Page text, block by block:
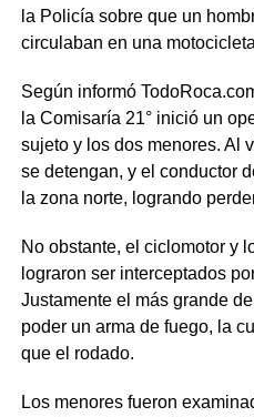
la Policía sobre que un
circulaban en una
Según informó
la Comisaría 21° inició un
sujeto y los dos menores. Al
se detengan, y el conductor
la zona norte, logrando
No obstante, el ciclomotor y
lograron ser interceptados
Justamente el más grande
poder un arma de fuego, la
que el rodado.
Los menores fueron